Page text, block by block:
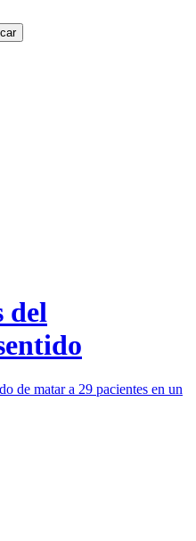
del
de matar a 29 pacientes en un